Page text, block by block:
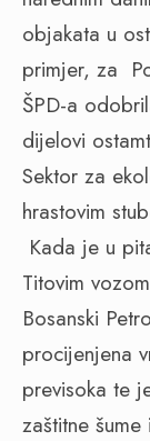
objakata u
primjer, za
ŠPD-a
dijelovi
Sektor za
hrastovim
Kada je u
Titovim
Bosanski
procijenjena
previsoka te
zaštitne